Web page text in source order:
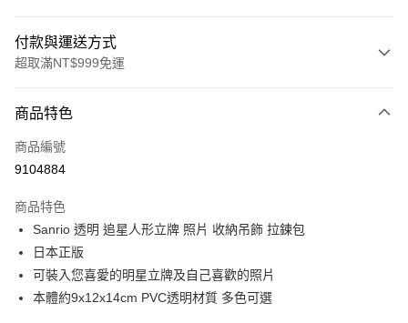
付款與運送方式
超取滿NT$999免運
信用卡一次付款
信用卡分期付款
合作金庫商業銀行
華南商業銀行
彰化商業銀行
上海商業儲蓄銀行
國泰世華商業銀行
兆豐國際商業銀行
臺灣中小企業銀行
台中商業銀行
超商取貨付款
LINE Pay
Apple Pay
商品特色
商品編號
9104884
商品特色
Sanrio 透明 追星人形立牌 照片 收納吊飾 拉鍊包
日本正版
可裝入您喜愛的明星立牌及自己喜歡的照片
本體約9x12x14cm PVC透明材質 多色可選